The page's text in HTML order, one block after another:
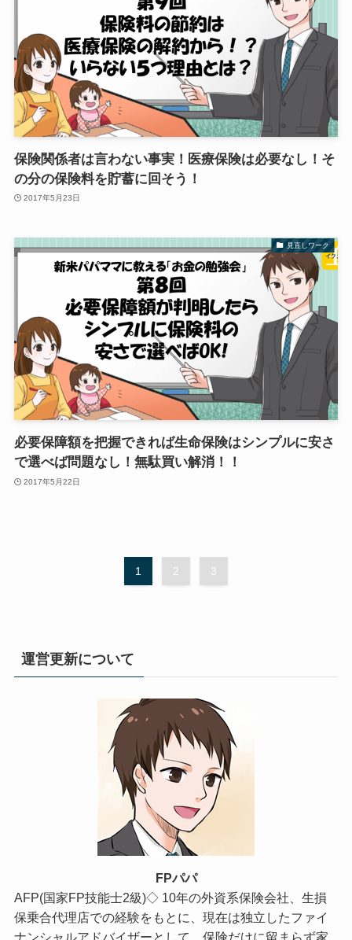
保険関係者は言わない事実！医療保険は必要なし！そ
の分の保険料を貯蓄に回そう！
2017年5月23日
見直しワーク
必要保障額を把握できれば生命保険はシンプルに安さ
で選べば問題なし！無駄買い解消！！
2017年5月22日
1 2 3
運営更新について
FPパパ
AFP(国家FP技能士2級)◇ 10年の外資系保険会社、生損
保乗合代理店での経験をもとに、現在は独立したファイ
ナンシャルアドバイザーとして、保険だけに留まらず家